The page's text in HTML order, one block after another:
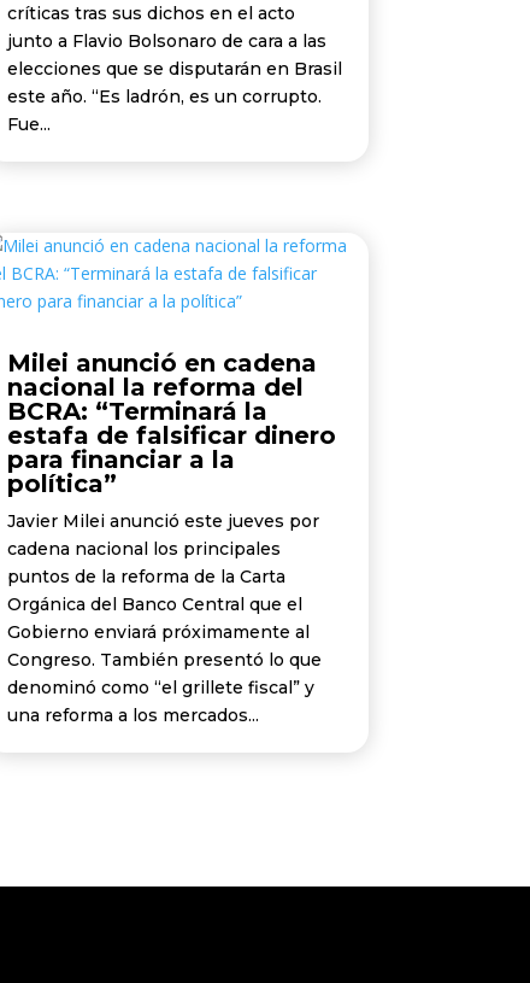
críticas tras sus dichos en el acto
junto a Flavio Bolsonaro de cara a las
elecciones que se disputarán en Brasil
este año. “Es ladrón, es un corrupto.
Fue...
Milei anunció en cadena
nacional la reforma del
BCRA: “Terminará la
estafa de falsificar dinero
para financiar a la
política”
Javier Milei anunció este jueves por
cadena nacional los principales
puntos de la reforma de la Carta
Orgánica del Banco Central que el
Gobierno enviará próximamente al
Congreso. También presentó lo que
denominó como “el grillete fiscal” y
una reforma a los mercados...